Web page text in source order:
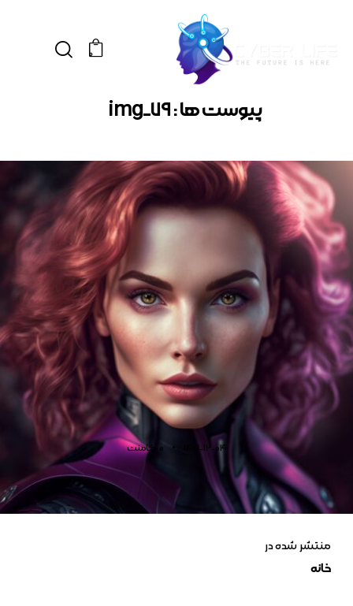
0
پیوست ها : img_79
1401-12-04
0 کامنت
منتشر شده در
خانه